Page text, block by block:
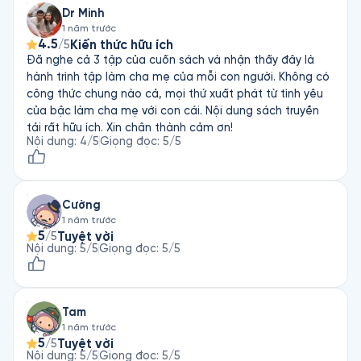
Dr Minh
1 năm trước
4.5/5 Kiến thức hữu ích
Đã nghe cả 3 tập của cuốn sách và nhận thấy đây là
hành trình tập làm cha mẹ của mỗi con người. Không có
công thức chung nào cả, mọi thứ xuất phát từ tình yêu
của bậc làm cha mẹ với con cái. Nội dung sách truyền
tải rất hữu ích. Xin chân thành cảm ơn!
Nội dung: 4/5Giọng đọc: 5/5
Cường
1 năm trước
5/5Tuyệt vời
Nội dung: 5/5Giọng đọc: 5/5
Tam
1 năm trước
5/5Tuyệt vời
Nội dung: 5/5Giọng đọc: 5/5